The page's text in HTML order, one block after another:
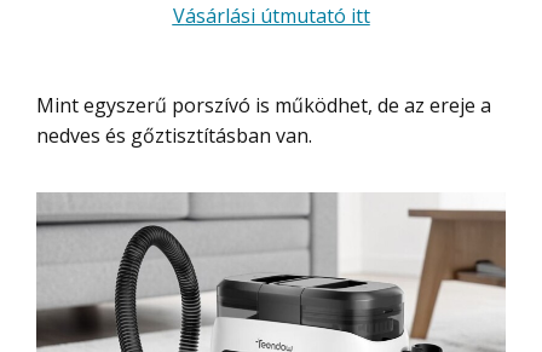
Vásárlási útmutató itt
Mint egyszerű porszívó is működhet, de az ereje a
nedves és gőztisztításban van.